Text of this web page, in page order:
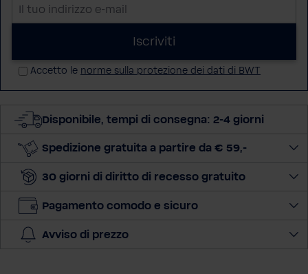
l
i
d
Iscriviti
Accetto le norme sulla protezione dei dati di BWT
Disponibile, tempi di consegna: 2-4 giorni
Spedizione gratuita a partire da € 59,-
30 giorni di diritto di recesso gratuito
Pagamento comodo e sicuro
Avviso di prezzo